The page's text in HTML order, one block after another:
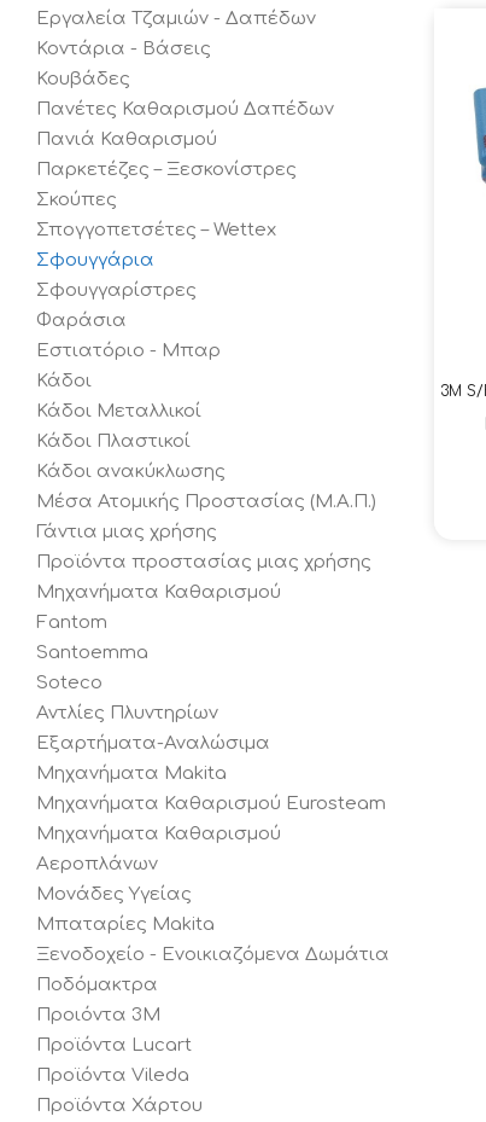
Εργαλεία Τζαμιών - Δαπέδων
Κοντάρια - Βάσεις
Κουβάδες
Πανέτες Καθαρισμού Δαπέδων
Πανιά Καθαρισμού
Παρκετέζες – Ξεσκονίστρες
Σκούπες
Σπογγοπετσέτες – Wettex
Σφουγγάρια
Σφουγγαρίστρες
Φαράσια
Εστιατόριο - Μπαρ
Κάδοι
Κάδοι Μεταλλικοί
Κάδοι Πλαστικοί
Κάδοι ανακύκλωσης
Μέσα Ατομικής Προστασίας (Μ.Α.Π.)
Γάντια μιας χρήσης
Προϊόντα προστασίας μιας χρήσης
Μηχανήματα Καθαρισμού
Fantom
Santoemma
Soteco
Αντλίες Πλυντηρίων
Εξαρτήματα-Αναλώσιμα
Μηχανήματα Makita
Μηχανήματα Καθαρισμού Eurosteam
Μηχανήματα Καθαρισμού
Αεροπλάνων
Μονάδες Υγείας
Μπαταρίες Makita
Ξενοδοχείο - Ενοικιαζόμενα Δωμάτια
Ποδόμακτρα
Προιόντα 3Μ
Προϊόντα Lucart
Προϊόντα Vileda
Προϊόντα Χάρτου